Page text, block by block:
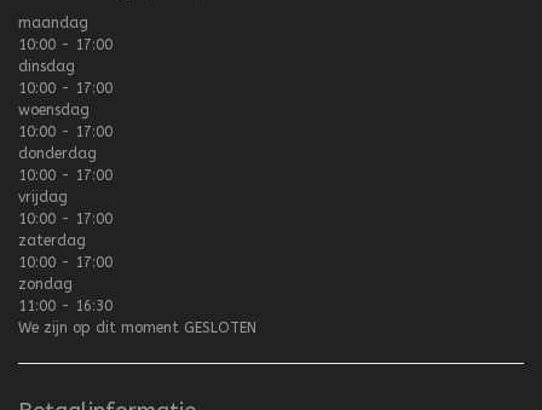
maandag
10:00 - 17:00
dinsdag
10:00 - 17:00
woensdag
10:00 - 17:00
donderdag
10:00 - 17:00
vrijdag
10:00 - 17:00
zaterdag
10:00 - 17:00
zondag
11:00 - 16:30
We zijn op dit moment GESLOTEN